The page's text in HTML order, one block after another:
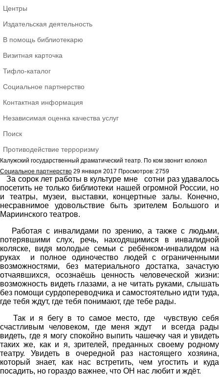
Центры
Издательская деятельность
В помощь библиотекарю
Визитная карточка
Тифло-каталог
Социальное партнерство
Контактная информация
Независимая оценка качества услуг
Поиск
Противодействие терроризму
Калужский государственный драматический театр. По ком звонит колокол
Социальное партнерство 29 января 2017 Просмотров: 2759
За сорок лет работы в культуре мне сотни раз удавалось
посетить не только библиотеки нашей огромной России, но
и театры, музеи, выставки, концертные залы. Конечно,
несравнимое удовольствие быть зрителем Большого и
Мариинского театров.
Работая с инвалидами по зрению, а также с людьми,
потерявшими слух, речь, находящимися в инвалидной
коляске, видя молодые семьи с ребёнком-инвалидом на
руках и полное одиночество людей с ограниченными
возможностями, без материального достатка, зачастую
отчаявшихся, осознаёшь ценность человеческой жизни:
возможность видеть глазами, а не читать руками, слышать
без помощи сурдопереводчика и самостоятельно идти туда,
где тебя ждут, где тебя понимают, где тебе рады.
Так и я бегу в то самое место, где чувствую себя
счастливым человеком, где меня ждут и всегда рады
видеть, где я могу спокойно выпить чашечку чая и увидеть
таких же, как и я, зрителей, преданных своему родному
театру. Увидеть в очередной раз настоящего хозяина,
который знает, как нас встретить, чем угостить и куда
посадить, но гораздо важнее, что ОН нас любит и ждёт.